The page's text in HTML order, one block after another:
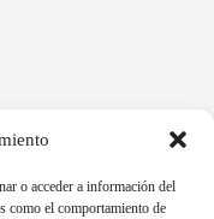
o acceder a información del
como el comportamiento de